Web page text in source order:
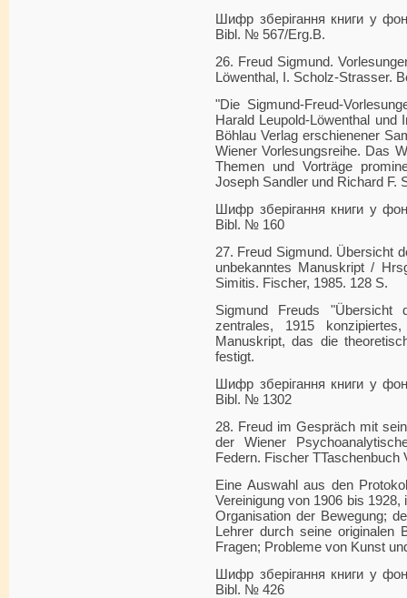
Шифр зберігання книги у
Bibl. № 567/Erg.B.
26. Freud Sigmund.
Löwenthal, I. Scholz-Strasser.
"Die Sigmund-Freud-
Harald Leupold-Löwenthal
Böhlau Verlag erschienener
Wiener Vorlesungsreihe. Das
Themen und Vorträge
Joseph Sandler und Richard F.
Шифр зберігання книги у
Bibl. № 160
27. Freud Sigmund. Übersicht
unbekanntes Manuskript /
Simitis. Fischer, 1985. 128 S.
Sigmund Freuds "Übersicht
zentrales, 1915
Manuskript, das die
festigt.
Шифр зберігання книги у
Bibl. № 1302
28. Freud im Gespräch mit
der Wiener
Federn. Fischer TTaschenbuch
Eine Auswahl aus den
Vereinigung von 1906 bis
Organisation der Bewegung;
Lehrer durch seine originalen
Fragen; Probleme von Kunst
Шифр зберігання книги у
Bibl. № 426